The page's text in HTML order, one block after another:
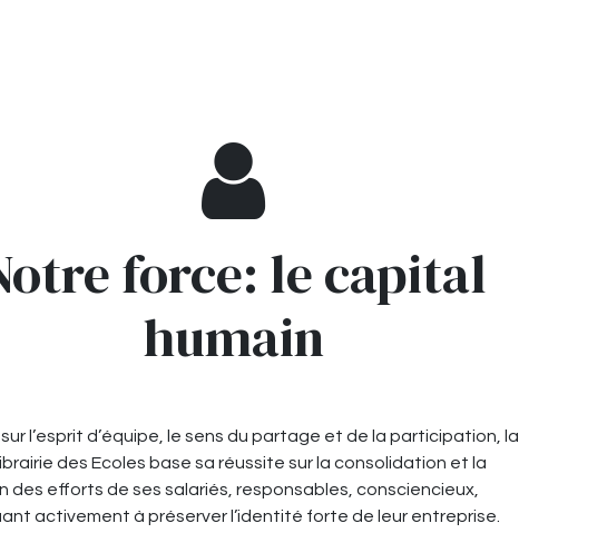
force: le capital
humain
l’esprit d’équipe, le sens du partage et de la participation, la
des Ecoles base sa réussite sur la consolidation et la
des efforts de ses salariés, responsables, consciencieux,
activement à préserver l’identité forte de leur entreprise.